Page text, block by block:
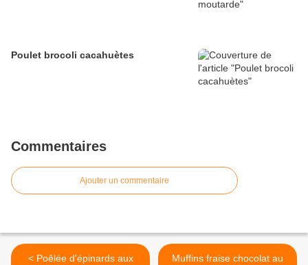
Poulet brocoli cacahuètes
Commentaires
Ajouter un commentaire
< Poêlée d'épinards aux
Muffins fraise chocolat au